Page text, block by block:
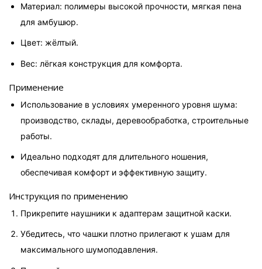
Материал: полимеры высокой прочности, мягкая пена
для амбушюр.
Цвет: жёлтый.
Вес: лёгкая конструкция для комфорта.
Применение
Использование в условиях умеренного уровня шума:
производство, склады, деревообработка, строительные
работы.
Идеально подходят для длительного ношения,
обеспечивая комфорт и эффективную защиту.
Инструкция по применению
Прикрепите наушники к адаптерам защитной каски.
Убедитесь, что чашки плотно прилегают к ушам для
максимального шумоподавления.